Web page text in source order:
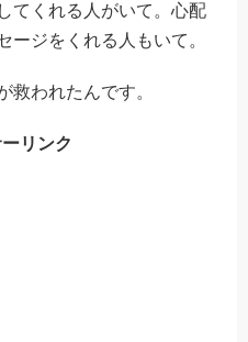
てくれる人がいて。心配
ージをくれる人もいて。
救われたんです。
リンク